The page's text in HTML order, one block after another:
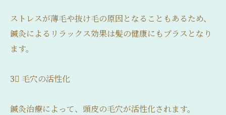
ストレスが薄毛や抜け毛の原因となることもあるため、
鍼灸によるリラックス効果は髪の健康にもプラスとなり
ます。
3⃣ 毛穴の活性化
鍼灸治療によって、頭皮の毛穴が活性化されます。